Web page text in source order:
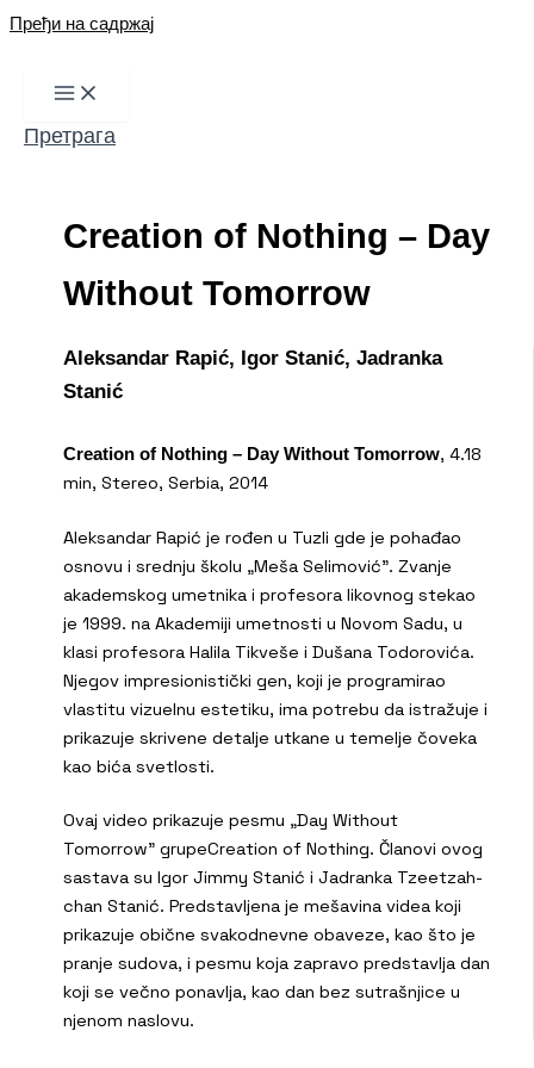
Пређи на садржај
Претрага
Creation of Nothing – Day
Without Tomorrow
Aleksandar Rapić, Igor Stanić, Jadranka
Stanić
Creation of Nothing – Day Without Tomorrow, 4.18
min, Stereo, Serbia, 2014
Aleksandar Rapić je rođen u Tuzli gde je pohađao
osnovu i srednju školu „Meša Selimović”. Zvanje
akademskog umetnika i profesora likovnog stekao
je 1999. na Akademiji umetnosti u Novom Sadu, u
klasi profesora Halila Tikveše i Dušana Todorovića.
Njegov impresionistički gen, koji je programirao
vlastitu vizuelnu estetiku, ima potrebu da istražuje i
prikazuje skrivene detalje utkane u temelje čoveka
kao bića svetlosti.
Ovaj video prikazuje pesmu „Day Without
Tomorrow” grupeCreation of Nothing. Članovi ovog
sastava su Igor Jimmy Stanić i Jadranka Tzeetzah-
chan Stanić. Predstavljena je mešavina videa koji
prikazuje obične svakodnevne obaveze, kao što je
pranje sudova, i pesmu koja zapravo predstavlja dan
koji se večno ponavlja, kao dan bez sutrašnjice u
njenom naslovu.